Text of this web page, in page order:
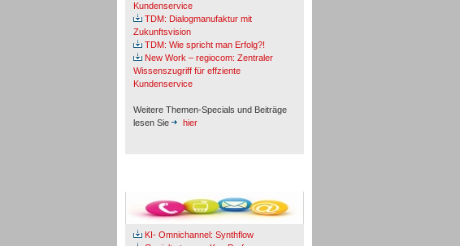
Kundenservice
TDM: Dialogmanufaktur mit
Zukunftsvision
TDM: Wie spricht man Erfolg?!
New Work – regiocom: Zentraler
Wissenszugriff für effziente
Kundenservice
Weitere Themen-Specials und Beiträge
lesen Sie
hier
KI- Omnichannel: Synthflow